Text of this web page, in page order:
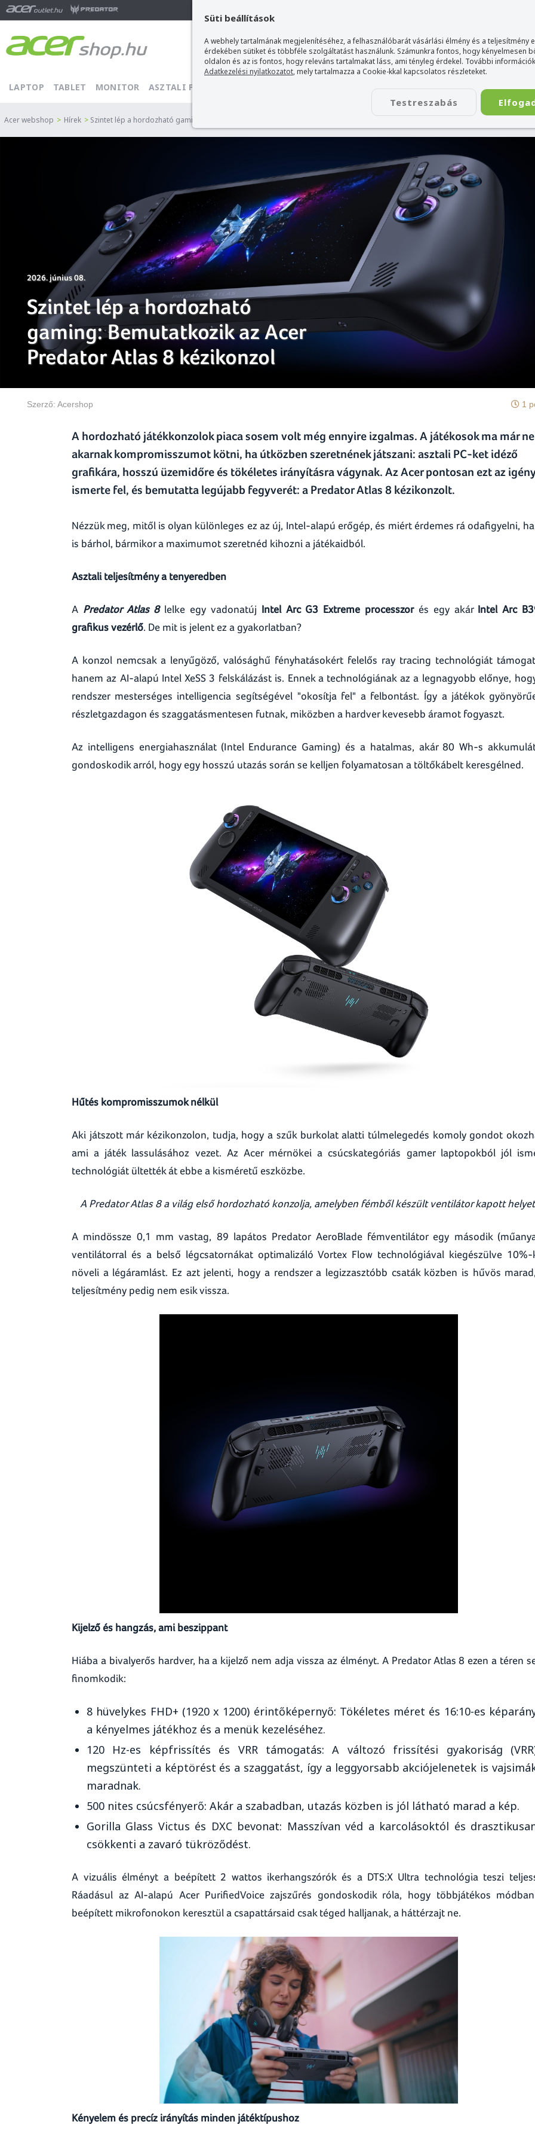
Süti beállítások
A webhely tartalmának megjelenítéséhez, a felhasználóbarát vásárlási élmény és a teljesítmény
érdekében sütiket és többféle szolgáltatást használunk. Számunkra fontos, hogy kényelmesen
oldalon és az is fontos, hogy releváns tartalmakat láss, ami tényleg érdekel. További
Adatkezelési nyilatkozatot, mely tartalmazza a Cookie-kkal kapcsolatos részleteket.
Testreszabás
LAPTOP TABLET MONITOR ASZTALI PC KIEGÉSZÍTŐ KAPCSOLAT
Acer webshop > Hírek > Szintet lép a hordozható gaming: Bemutatkozik az Acer Predator Atlas 8 kézikonzol
2026. június 08.
Szintet lép a hordozható
gaming: Bemutatkozik az Acer
Predator Atlas 8 kézikonzol
Szerző: Acershop 1
A hordozható játékkonzolok piaca sosem volt még ennyire izgalmas. A játékosok ma már
akarnak kompromisszumot kötni, ha útközben szeretnének játszani: asztali PC-ket idéző
grafikára, hosszú üzemidőre és tökéletes irányításra vágynak. Az Acer pontosan ezt az
ismerte fel, és bemutatta legújabb fegyverét: a Predator Atlas 8 kézikonzolt.
Nézzük meg, mitől is olyan különleges ez az új, Intel-alapú erőgép, és miért érdemes rá odafigyelni,
is bárhol, bármikor a maximumot szeretnéd kihozni a játékaidból.
Asztali teljesítmény a tenyeredben
A Predator Atlas 8lelke egy vadonatúj Intel Arc G3 Extreme processzorés egy akár Intel Arc
grafikus vezérlő. De mit is jelent ez a gyakorlatban?
A konzol nemcsak a lenyűgöző, valósághű fényhatásokért felelős ray tracing technológiát
hanem az AI-alapú Intel XeSS 3 felskálázást is. Ennek a technológiának az a legnagyobb előnye,
rendszer mesterséges intelligencia segítségével "okosítja fel" a felbontást. Így a játékok
részletgazdagon és szaggatásmentesen futnak, miközben a hardver kevesebb áramot fogyaszt.
Az intelligens energiahasználat (Intel Endurance Gaming) és a hatalmas, akár 80 Wh-s
gondoskodik arról, hogy egy hosszú utazás során se kelljen folyamatosan a töltőkábelt keresgélned.
Hűtés kompromisszumok nélkül
Aki játszott már kézikonzolon, tudja, hogy a szűk burkolat alatti túlmelegedés komoly gondot
ami a játék lassulásához vezet. Az Acer mérnökei a csúcskategóriás gamer laptopokból jól
technológiát ültették át ebbe a kisméretű eszközbe.
A Predator Atlas 8 a világ első hordozható konzolja, amelyben fémből készült ventilátor kapott
A mindössze 0,1 mm vastag, 89 lapátos Predator AeroBlade fémventilátor egy második
ventilátorral és a belső légcsatornákat optimalizáló Vortex Flow technológiával kiegészülve 10%-
növeli a légáramlást. Ez azt jelenti, hogy a rendszer a legizzasztóbb csaták közben is hűvös
teljesítmény pedig nem esik vissza.
Kijelző és hangzás, ami beszippant
Hiába a bivalyerős hardver, ha a kijelző nem adja vissza az élményt. A Predator Atlas 8 ezen a téren
finomkodik:
8 hüvelykes FHD+ (1920 x 1200) érintőképernyő: Tökéletes méret és 16:10-es
a kényelmes játékhoz és a menük kezeléséhez.
120 Hz-es képfrissítés és VRR támogatás: A változó frissítési gyakoriság
megszünteti a képtörést és a szaggatást, így a leggyorsabb akciójelenetek is
maradnak.
500 nites csúcsfényerő: Akár a szabadban, utazás közben is jól látható marad a kép.
Gorilla Glass Victus és DXC bevonat: Masszívan véd a karcolásoktól és
csökkenti a zavaró tükröződést.
A vizuális élményt a beépített 2 wattos ikerhangszórók és a DTS:X Ultra technológia teszi
Ráadásul az AI-alapú Acer PurifiedVoice zajszűrés gondoskodik róla, hogy többjátékos
beépített mikrofonokon keresztül a csapattársaid csak téged halljanak, a háttérzajt ne.
Kényelem és precíz irányítás minden játéktípushoz